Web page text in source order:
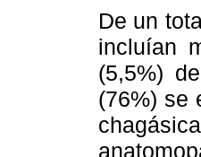
De un
incluían
(5,5%)
(76%) se